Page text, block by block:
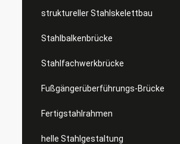
struktureller Stahlskelettbau
Stahlbalkenbrücke
Stahlfachwerkbrücke
Fußgängerüberführungs-Brücke
Fertigstahlrahmen
helle Stahlgestaltung